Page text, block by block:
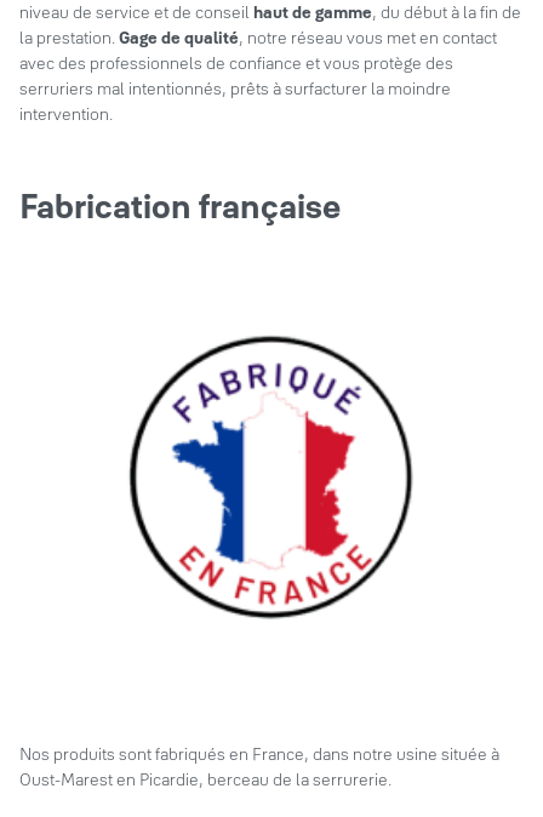
niveau de service et de conseil haut de gamme, du début à la fin de
la prestation. Gage de qualité, notre réseau vous met en contact
avec des professionnels de confiance et vous protège des
serruriers mal intentionnés, prêts à surfacturer la moindre
intervention.
Fabrication française
Nos produits sont fabriqués en France, dans notre usine située à
Oust-Marest en Picardie, berceau de la serrurerie.